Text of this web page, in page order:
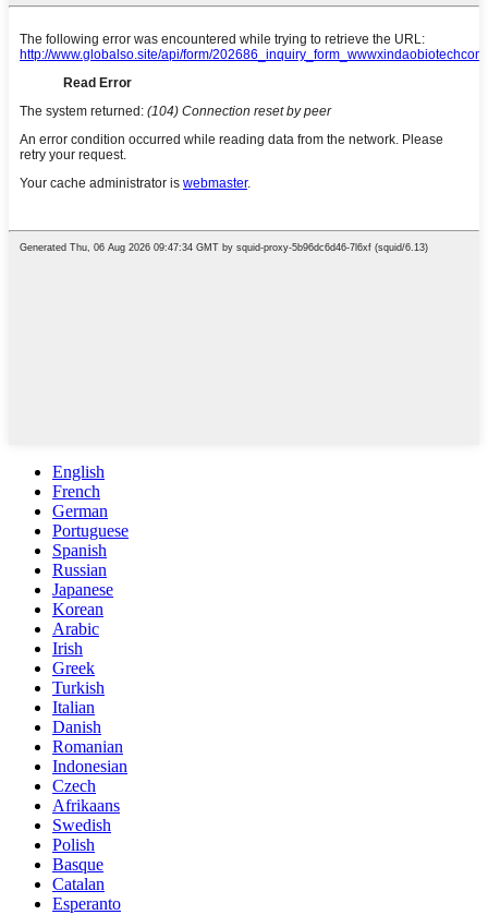
English
French
German
Portuguese
Spanish
Russian
Japanese
Korean
Arabic
Irish
Greek
Turkish
Italian
Danish
Romanian
Indonesian
Czech
Afrikaans
Swedish
Polish
Basque
Catalan
Esperanto